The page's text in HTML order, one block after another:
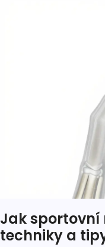
Jak sportovní
techniky a